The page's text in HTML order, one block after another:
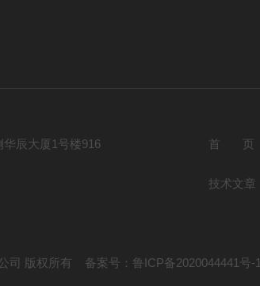
辰大厦1号楼916 首 页
技术文章
司 版权所有 备案号：鲁ICP备2020044441号-1